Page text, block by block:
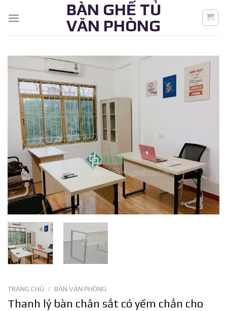
BÀN GHẾ TỦ
VĂN PHÒNG
TRANG CHỦ / BÀN VĂN PHÒNG
Thanh lý bàn chân sắt có yếm chắn cho